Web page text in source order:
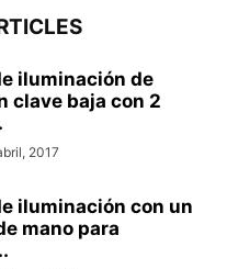
iluminación de
clave baja con 2
2017
iluminación con un
mano para